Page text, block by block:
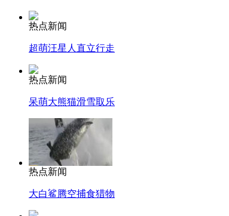
热点新闻
超萌汪星人直立行走
热点新闻
呆萌大熊猫滑雪取乐
热点新闻
大白鲨腾空捕食猎物